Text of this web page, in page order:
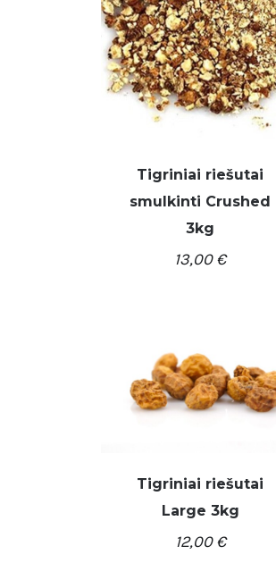
Į KREPŠELĮ / DETALĖS
Tigriniai riešutai
smulkinti Crushed
3kg
13,00€
Tigriniai riešutai
Large 3kg
12,00€